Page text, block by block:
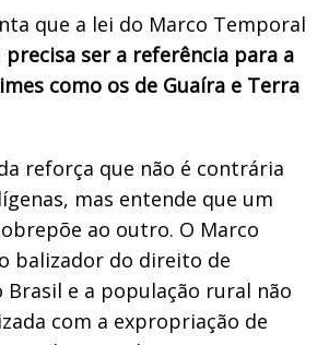
que a lei do Marco Temporal
precisa ser a referência para a
como os de Guaíra e Terra
reforça que não é contrária
mas entende que um
ao outro. O Marco
balizador do direito de
e a população rural não
com a expropriação de